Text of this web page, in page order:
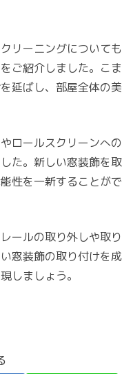
リーニングについても
ご紹介しました。こま
延ばし、部屋全体の美
ロールスクリーンへの
た。新しい窓装飾を取
性を一新することがで
ールの取り外しや取り
窓装飾の取り付けを成
しましょう。